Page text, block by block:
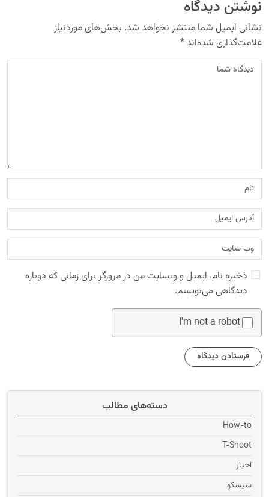
نوشتن دیدگاه
نشانی ایمیل شما منتشر نخواهد شد. بخش‌های موردنیاز
علامت‌گذاری شده‌اند*
ذخیره نام، ایمیل و وبسایت من در مرورگر برای زمانی که دوباره
دیدگاهی می‌نویسم.
I'm not a robot
دسته‌های مطالب
How-to
T-Shoot
اخبار
سیسکو